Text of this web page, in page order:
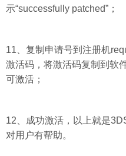
示“successfully patched”；
11、复制申请号到注册机
激活码，将激活码复制到软
可激活；
12、成功激活，以上就是
对用户有帮助。